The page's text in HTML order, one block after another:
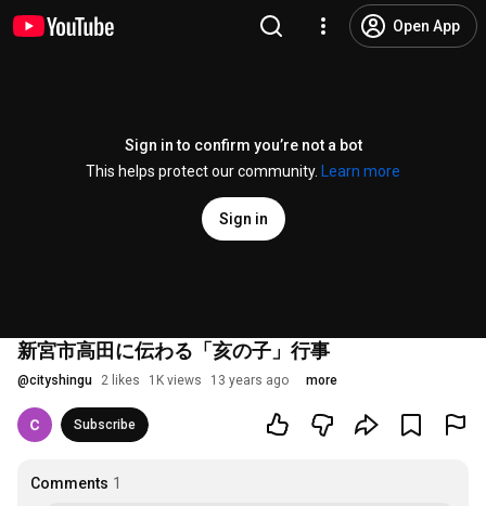
Open App
Sign in to confirm you’re not a bot
This helps protect our community.
Learn more
Sign in
新宮市高田に伝わる「亥の子」行事
@cityshingu 2 likes 1K views 13 years ago more
Subscribe
Comments 1